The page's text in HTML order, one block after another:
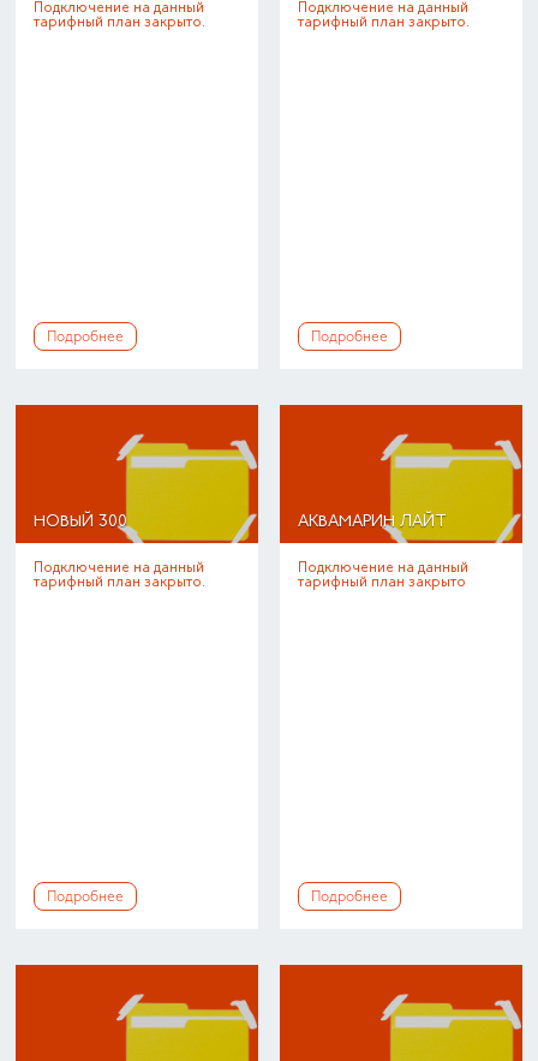
Подключение на данный
тарифный план закрыто.
Подробнее
Подключение на данный
тарифный план закрыто.
Подробнее
НОВЫЙ 300
Подключение на данный
тарифный план закрыто.
Подробнее
АКВАМАРИН ЛАЙТ
Подключение на данный
тарифный план закрыто
Подробнее